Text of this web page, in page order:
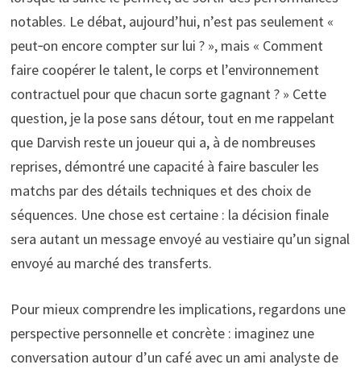
notables. Le débat, aujourd’hui, n’est pas seulement «
peut‑on encore compter sur lui ? », mais « Comment
faire coopérer le talent, le corps et l’environnement
contractuel pour que chacun sorte gagnant ? » Cette
question, je la pose sans détour, tout en me rappelant
que Darvish reste un joueur qui a, à de nombreuses
reprises, démontré une capacité à faire basculer les
matchs par des détails techniques et des choix de
séquences. Une chose est certaine : la décision finale
sera autant un message envoyé au vestiaire qu’un signal
envoyé au marché des transferts.
Pour mieux comprendre les implications, regardons une
perspective personnelle et concrète : imaginez une
conversation autour d’un café avec un ami analyste de